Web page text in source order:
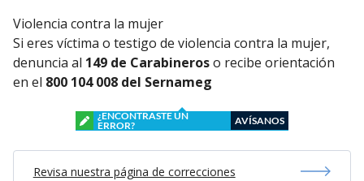
Violencia contra la mujer
Si eres víctima o testigo de violencia contra la mujer,
denuncia al 149 de Carabineroso recibe orientación
en el 800 104 008 del Sernameg
¿ENCONTRASTE UN
ERROR?
AVÍSANOS
Revisa nuestra página de correcciones